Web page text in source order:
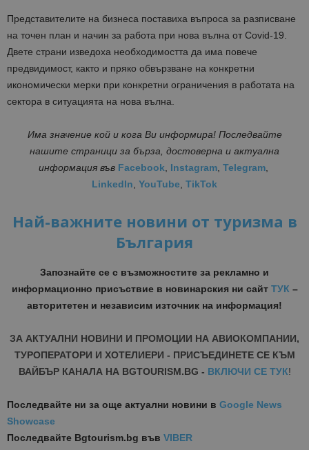
Представителите на бизнеса поставиха въпроса за разписване
на точен план и начин за работа при нова вълна от Covid-19.
Двете страни изведоха необходимостта да има повече
предвидимост, както и пряко обвързване на конкретни
икономически мерки при конкретни ограничения в работата на
сектора в ситуацията на нова вълна.
Има значение кой и кога Ви информира! Последвайте
нашите страници за бърза, достоверна и актуална
информация във Facebook, Instagram, Telegram,
LinkedIn, YouTube, TikTok
Най-важните новини от туризма в
България
Запознайте се с възможностите за рекламно и
информационно присъствие в новинарския ни сайт ТУК–
авторитетен и независим източник на информация!
ЗА АКТУАЛНИ НОВИНИ И ПРОМОЦИИ НА АВИОКОМПАНИИ,
ТУРОПЕРАТОРИ И ХОТЕЛИЕРИ - ПРИСЪЕДИНЕТЕ СЕ КЪМ
ВАЙБЪР КАНАЛА НА BGTOURISM.BG - ВКЛЮЧИ СЕ ТУК!
Последвайте ни за още актуални новини в Google News
Showcase
Последвайте Bgtourism.bg във VIBER